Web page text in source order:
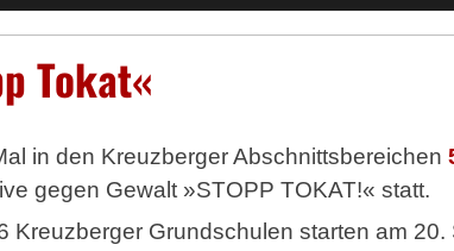
Tokat«
in den Kreuzberger Abschnittsbereichen
gegen Gewalt »STOPP TOKAT!« statt.
Kreuzberger Grundschulen starten am 20.